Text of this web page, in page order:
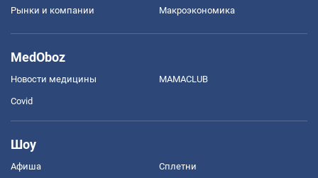
Рынки и компании Mакроэкономика
MedOboz
Новости медицины MAMACLUB
Covid
Шоу
Афиша Сплетни